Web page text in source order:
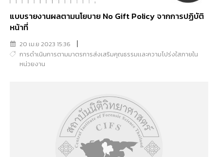
แบบรายงานผลตามนโยบาย No Gift Policy จากการปฏิบัติ
หน้าที่
20 เม.ย 2023 15:36
การดำเนินการตามมาตรการส่งเสริมคุณธรรมเเละความโปร่งใสภายใน
หน่วยงาน